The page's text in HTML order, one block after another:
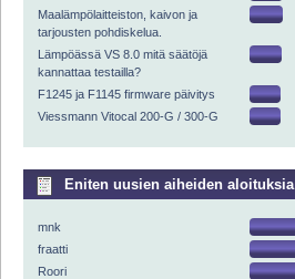
Maalämpölaitteiston, kaivon ja
tarjousten pohdiskelua.
Lämpöässä VS 8.0 mitä säätöjä
kannattaa testailla?
F1245 ja F1145 firmware päivitys
Viessmann Vitocal 200-G / 300-G
Eniten uusien aiheiden aloituksia
mnk
fraatti
Roori